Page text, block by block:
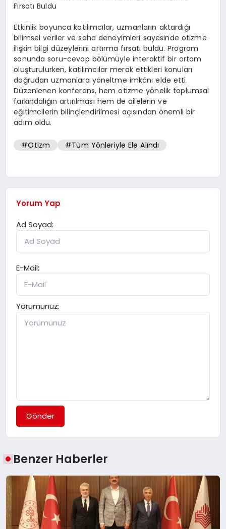
Fırsatı Buldu
Etkinlik boyunca katılımcılar, uzmanların aktardığı
bilimsel veriler ve saha deneyimleri sayesinde otizme
ilişkin bilgi düzeylerini artırma fırsatı buldu. Program
sonunda soru-cevap bölümüyle interaktif bir ortam
oluşturulurken, katılımcılar merak ettikleri konuları
doğrudan uzmanlara yöneltme imkânı elde etti.
Düzenlenen konferans, hem otizme yönelik toplumsal
farkındalığın artırılması hem de ailelerin ve
eğitimcilerin bilinçlendirilmesi açısından önemli bir
adım oldu.
#Otizm #Tüm Yönleriyle Ele Alındı
Yorum Yap
Ad Soyad:
E-Mail:
Yorumunuz:
Gönder
Benzer Haberler